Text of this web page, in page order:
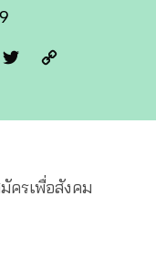
Facebook
Twitter
ครเพื่อสังคม